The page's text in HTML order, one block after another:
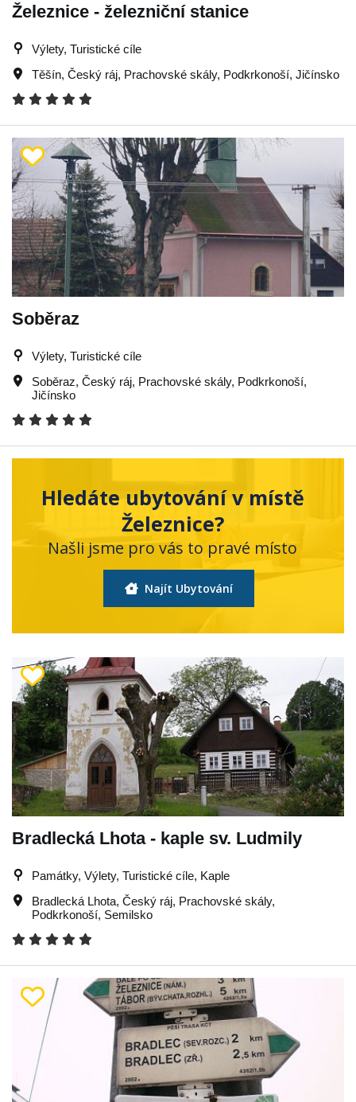
Železnice - železniční stanice
Výlety, Turistické cíle
Těšín, Český ráj, Prachovské skály, Podkrkonoší, Jičínsko
Soběraz
Výlety, Turistické cíle
Soběraz, Český ráj, Prachovské skály, Podkrkonoší,
Jičínsko
Hledáte ubytování v místě
Železnice?
Našli jsme pro vás to pravé místo
Najít Ubytování
Bradlecká Lhota - kaple sv. Ludmily
Památky, Výlety, Turistické cíle, Kaple
Bradlecká Lhota, Český ráj, Prachovské skály,
Podkrkonoší, Semilsko